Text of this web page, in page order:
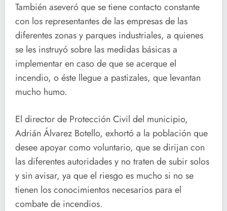
También aseveró que se tiene contacto constante
con los representantes de las empresas de las
diferentes zonas y parques industriales, a quienes
se les instruyó sobre las medidas básicas a
implementar en caso de que se acerque el
incendio, o éste llegue a pastizales, que levantan
mucho humo.
El director de Protección Civil del municipio,
Adrián Álvarez Botello, exhortó a la población que
desee apoyar como voluntario, que se dirijan con
las diferentes autoridades y no traten de subir solos
y sin avisar, ya que el riesgo es mucho si no se
tienen los conocimientos necesarios para el
combate de incendios.